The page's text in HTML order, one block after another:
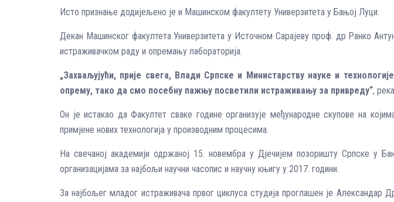
Исто признање додијељено је и Машинском факултету Универзитета у Бањој Луци.
Декан Машинског факултета Универзитета у Источном Сарајеву проф. др Ранко
истраживачком раду и опремању лабораторија.
„Захваљујући, прије свега, Влади Српске и Министарству науке и
опрему, тако да смо посебну пажњу посветили истраживању за привреду“,
Он је истакао да Факултет сваке године организује међународне скупове на
примјене нових технологија у производним процесима.
На свечаној академији одржаној 15. новембра у Дјечијем позоришту Српске у
организацијама за најбољи научни часопис и научну књигу у 2017. години.
За најбољег младог истраживача првог циклуса студија проглашен је Александар